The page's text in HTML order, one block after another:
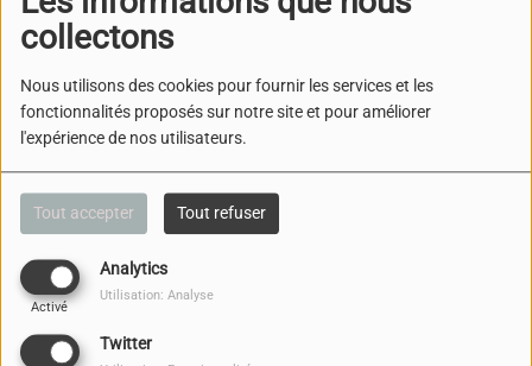
collectons
Nous utilisons des cookies pour fournir les services et les
fonctionnalités proposés sur notre site et pour améliorer
l'expérience de nos utilisateurs.
Tout accepter Tout refuser
Analytics
Activé
Utilisation: Analyse
Twitter
LES VEILLES LITTÉRAIRES- LE
BOOK BANNING, UNE CENSURE
PRÉCÉDENT
LES VEILLES LITTÉRAIRES-LES
MANGAS
LES VEILLES LITTÉRAIRES-
RÉTROSPECTIVES 2024